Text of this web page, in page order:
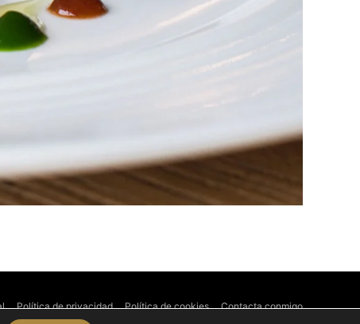
Política de privacidad Política de cookies Contacta conmigo